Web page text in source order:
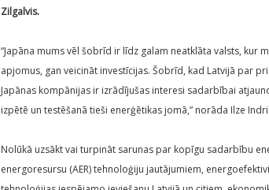
Zilgalvis.
“Japāna mums vēl šobrīd ir līdz galam neatklāta valsts,
apjomus, gan veicināt investīcijas. Šobrīd, kad Latvijā par
Japānas kompānijas ir izrādījušas interesi sadarbībai
izpētē un testēšanā tieši enerģētikas jomā,” norāda Ilze
Nolūkā uzsākt vai turpināt sarunas par kopīgu sadarbību
energoresursu (AER) tehnoloģiju jautājumiem,